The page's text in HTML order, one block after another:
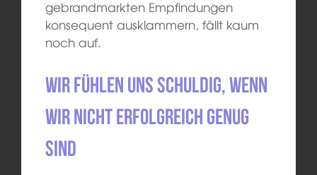
gebrandmarkten Empfindungen
konsequent ausklammern, fällt kaum
noch auf.
Wir fühlen uns schuldig, wenn
wir nicht erfolgreich genug
sind